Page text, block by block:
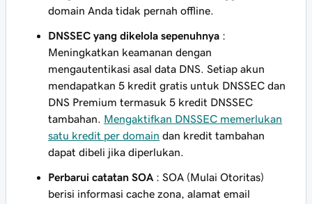
domain Anda tidak pernah offline.
DNSSEC yang dikelola sepenuhnya :
Meningkatkan keamanan dengan
mengautentikasi asal data DNS. Setiap akun
mendapatkan 5 kredit gratis untuk DNSSEC dan
DNS Premium termasuk 5 kredit DNSSEC
tambahan. Mengaktifkan DNSSEC memerlukan
satu kredit per domain dan kredit tambahan
dapat dibeli jika diperlukan.
Perbarui catatan SOA : SOA (Mulai Otoritas)
berisi informasi cache zona, alamat email